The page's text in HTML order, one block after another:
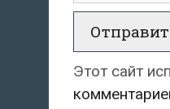
Этот сайт